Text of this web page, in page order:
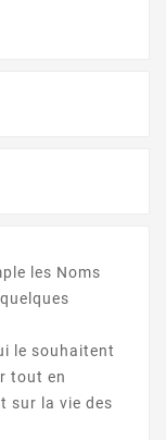
les Noms
le souhaitent
tout en
sur la vie des